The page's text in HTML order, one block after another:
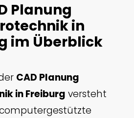
Planung
in
im Überblick
CAD Planung
in Freiburg versteht